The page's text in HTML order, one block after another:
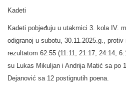
Kadeti
Kadeti pobjeđuju u utakmici 3. kola IV.
odigranoj u subotu, 30.11.2025.g.,
rezultatom 62:55 (11:11, 21:17, 24:14,
su Lukas Mikuljan i Andrija Matić sa po
Dejanović sa 12 postignutih poena.